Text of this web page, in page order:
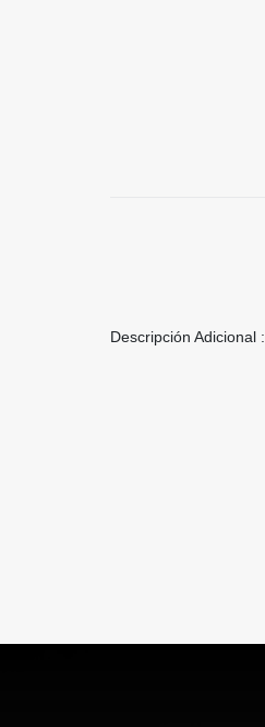
Descripción Adicional :